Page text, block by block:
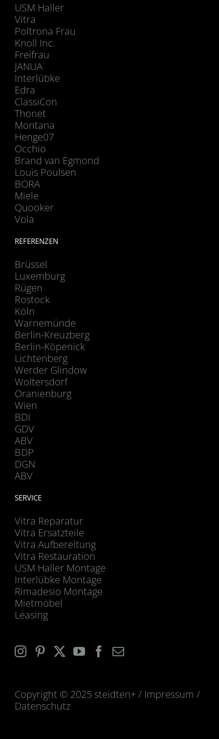
USM Haller
Vitra
Poltrona Frau
Knoll Inc.
Freifrau
JANUA
Interlübke
Edra
ClassiCon
Thonet
Montana
Henge07
Occhio
Brand van Egmond
Louis Poulsen
BORA
Miele
Quooker
Vola
REFERENZEN
Brüssel
Luxemburg
Rügen
Rostock
Köln
Warnemünde
Berlin-Kreuzberg
Berlin-Köpenick
Lichtenberg
Werder Glindow
Woltersdorf
Oranienburg
Wien
BDI
GDV
ABV
BDP
DGN
ABV
SERVICE
Vitra Reparatur
Vitra Ersatzteile
Vitra Aufbereitung
Vitra Restauration
USM Haller Montage
Interlübke Montage
Rimadesio Montage
Mietmöbel
Leasing
Copyright © 2025 steidten+ / Impressum /
Datenschutz